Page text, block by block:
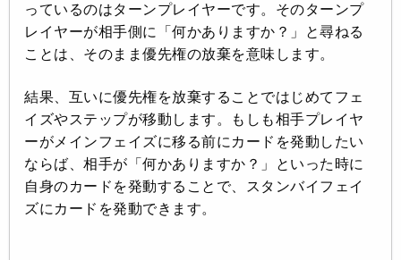
っているのはターンプレイヤーです。そのターンプ
レイヤーが相手側に「何かありますか？」と尋ねる
ことは、そのまま優先権の放棄を意味します。
結果、互いに優先権を放棄することではじめてフェ
イズやステップが移動します。もしも相手プレイヤ
ーがメインフェイズに移る前にカードを発動したい
ならば、相手が「何かありますか？」といった時に
自身のカードを発動することで、スタンバイフェイ
ズにカードを発動できます。